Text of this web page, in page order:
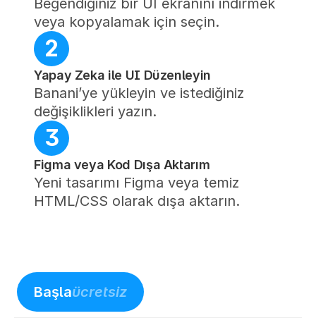
Beğendiğiniz bir UI ekranını indirmek
veya kopyalamak için seçin.
2
Yapay Zeka ile UI Düzenleyin
Banani’ye yükleyin ve istediğiniz
değişiklikleri yazın.
3
Figma veya Kod Dışa Aktarım
Yeni tasarımı Figma veya temiz
HTML/CSS olarak dışa aktarın.
Başlaücretsiz